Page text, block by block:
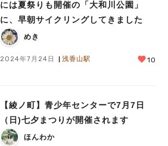
には夏祭りも開催の「大和川公園」
に、早朝サイクリングしてきました
めき
2024年7月24日 浅香山駅 10
【綾ノ町】青少年センターで7月7日
（日)七夕まつりが開催されます
ほんわか